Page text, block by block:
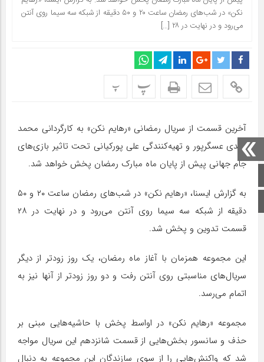
اینستاگرام
نکن» در شب‌های رمضان ساعت ۲۰ و ۵۰ دقیقه از شبکه سه سیما روی آنتن
می‌رود و در نهایت در ۲۸ […]
پ پ
آخرین قسمت از سریال رمضانی «رهایم نکن» به کارگردانی محمد
مهدی عسگرپور و تهیه‌کنندگی علی پورکیانی تحت تاثیر بازی‌های
جام جهانی پیش از پایان ماه مبارک رمضان پخش خواهد شد.
به گزارش ایسنا، «رهایم نکن» در شب‌های رمضان ساعت ۲۰ و ۵۰
دقیقه از شبکه سه سیما روی آنتن می‌رود و در نهایت در ۲۸
قسمت تدوین و پخش شد.
این مجموعه همزمان با آغاز ماه رمضان، یک روز زودتر از دیگر
سریال‌های مناسبتی روی آنتن رفت و دو روز زودتر از آنها نیز به
اتمام می‌رسد.
مجموعه «رهایم نکن» در اواسط پخش با حاشیه‌هایی مبنی بر
حذف و سانسور بخش‌هایی از قسمت شانزدهم این سریال مواجه
شد که واکنش‌هایی را از سوی سازندگان این مجموعه به دنبال